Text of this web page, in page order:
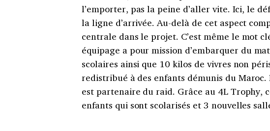
l’emporter, pas la peine d’aller vite. Ici, le
la ligne d’arrivée. Au-delà de cet aspect
centrale dans le projet. C’est même le mot
équipage a pour mission d’embarquer du
scolaires ainsi que 10 kilos de vivres non
redistribué à des enfants démunis du Maroc.
est partenaire du raid. Grâce au 4L Trophy,
enfants qui sont scolarisés et 3 nouvelles